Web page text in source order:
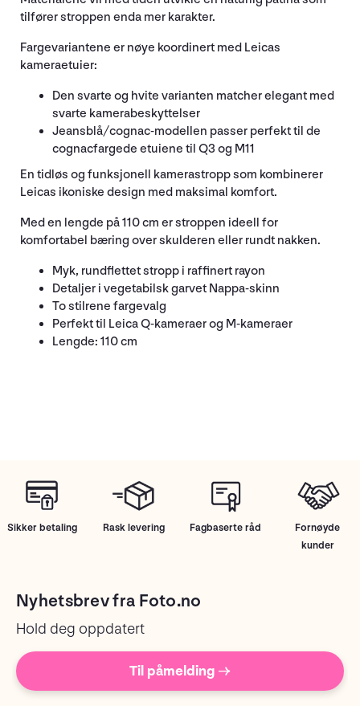
tilfører stroppen enda mer karakter.
Fargevariantene er nøye koordinert med Leicas
kameraetuier:
Den svarte og hvite varianten matcher elegant med
svarte kamerabeskyttelser
Jeansblå/cognac-modellen passer perfekt til de
cognacfargede etuiene til Q3 og M11
En tidløs og funksjonell kamerastropp som kombinerer
Leicas ikoniske design med maksimal komfort.
Med en lengde på 110 cm er stroppen ideell for
komfortabel bæring over skulderen eller rundt nakken.
Myk, rundflettet stropp i raffinert rayon
Detaljer i vegetabilsk garvet Nappa-skinn
To stilrene fargevalg
Perfekt til Leica Q-kameraer og M-kameraer
Lengde: 110 cm
Sikker betaling Rask levering Fagbaserte råd
Fornøyde
kunder
Nyhetsbrev fra Foto.no
Hold deg oppdatert
Til påmelding →